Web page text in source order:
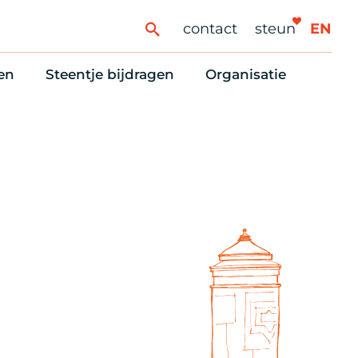
contact steun EN
Steentje bijdragen
6 redenen om mee te doen
Organisatie
Stadsherstel